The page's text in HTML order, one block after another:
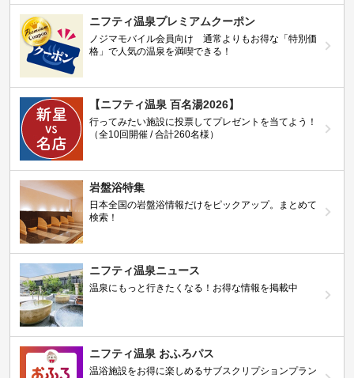
ニフティ温泉プレミアムクーポン
ノジマモバイル会員向け 通常よりもお得な「特別価
格」で人気の温泉を満喫できる！
【ニフティ温泉 百名湯2026】
行ってみたい施設に投票してプレゼントを当てよう！
（全10回開催 / 合計260名様）
岩盤浴特集
日本全国の岩盤浴情報だけをピックアップ。まとめて
検索！
ニフティ温泉ニュース
温泉にもっと行きたくなる！お得な情報を掲載中
ニフティ温泉 おふろパス
温浴施設をお得に楽しめるサブスクリプションプラン